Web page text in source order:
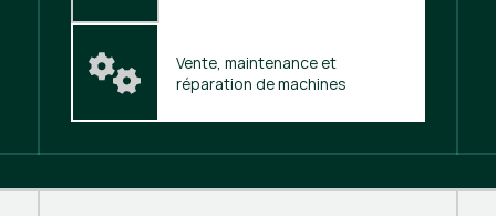
Vente, maintenance et
réparation de machines